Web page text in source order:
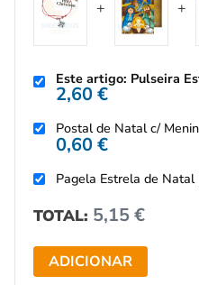
Este artigo: Pulseira
2,60€
Postal de Natal c/
0,60€
Pagela Estrela de
TOTAL: 5,15€
ADICIONAR